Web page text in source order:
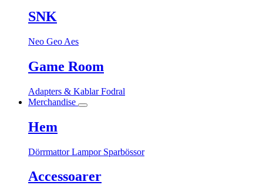
SNK
Neo Geo Aes
Game Room
Adapters & KablarFodral
Merchandise
Hem
DörrmattorLampor Sparbössor
Accessoarer